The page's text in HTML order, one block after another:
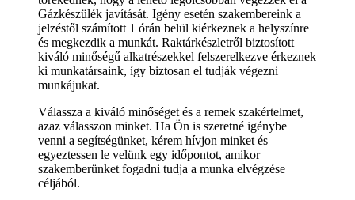
Gázkészülék javítását. Igény esetén szakembereink a
jelzéstől számított 1 órán belül kiérkeznek a helyszínre
és megkezdik a munkát. Raktárkészletről biztosított
kiváló minőségű alkatrészekkel felszerelkezve érkeznek
ki munkatársaink, így biztosan el tudják végezni
munkájukat.
Válassza a kiváló minőséget és a remek szakértelmet,
azaz válasszon minket. Ha Ön is szeretné igénybe
venni a segítségünket, kérem hívjon minket és
egyeztessen le velünk egy időpontot, amikor
szakemberünket fogadni tudja a munka elvégzése
céljából.